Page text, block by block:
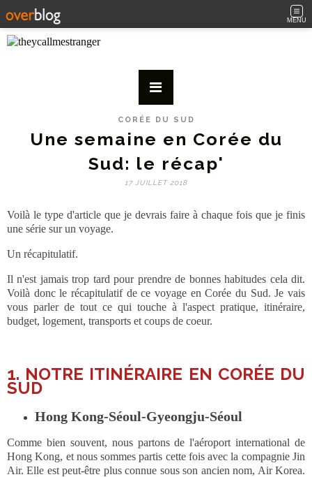
MENU
CORÉE DU SUD
Une semaine en Corée du
Sud: le récap'
17 JUILLET 2018
Voilà le type d'article que je devrais faire à chaque fois que je finis
une série sur un voyage.
Un récapitulatif.
Il n'est jamais trop tard pour prendre de bonnes habitudes cela dit.
Voilà donc le récapitulatif de ce voyage en Corée du Sud. Je vais
vous parler de tout ce qui touche à l'aspect pratique, itinéraire,
budget, logement, transports et coups de coeur.
1. NOTRE ITINÉRAIRE EN CORÉE DU
SUD
Hong Kong-Séoul-Gyeongju-Séoul
Comme bien souvent, nous partons de l'aéroport international de
Hong Kong, et nous sommes partis cette fois avec la compagnie Jin
Air. Elle est peut-être plus connue sous son ancien nom, Air Korea.